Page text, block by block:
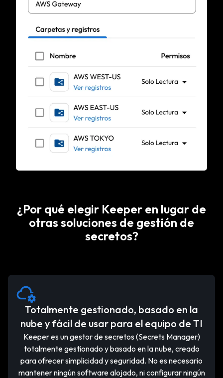
¿Por qué elegir Keeper en lugar de
otras soluciones de gestión de
secretos?
Totalmente gestionado, basado en la
nube y fácil de usar para el equipo de TI
Keeper es un gestor de secretos (Secrets Manager)
totalmente gestionado y basado en la nube, creado
para ofrecer simplicidad y seguridad. No es necesario
mantener ningún software alojado, ni configurar ningún